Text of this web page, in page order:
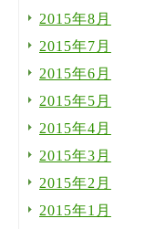
2015年8月
2015年7月
2015年6月
2015年5月
2015年4月
2015年3月
2015年2月
2015年1月